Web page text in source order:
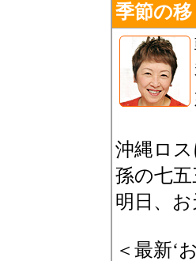
季節の移
沖縄ロ
孫の七
明日、
＜最新‘